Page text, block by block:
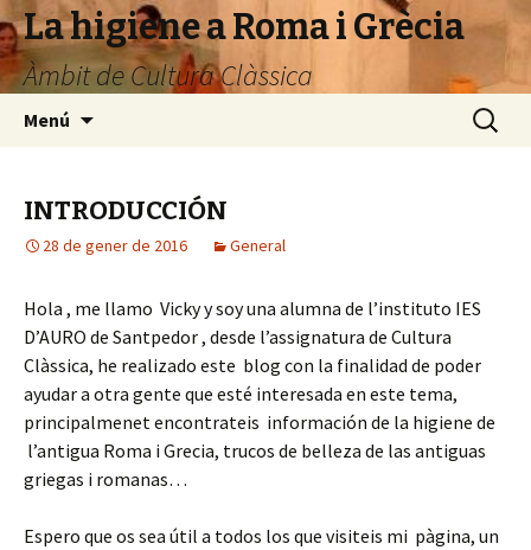
La higiene a Roma i Grècia
Àmbit de Cultura Clàssica
Menú Cerca:
INTRODUCCIÓN
28 de gener de 2016 General
Hola , me llamo Vicky y soy una alumna de l’instituto IES
D’AURO de Santpedor , desde l’assignatura de Cultura
Clàssica, he realizado este blog con la finalidad de poder
ayudar a otra gente que esté interesada en este tema,
principalmenet encontrateis información de la higiene de
l’antigua Roma i Grecia, trucos de belleza de las antiguas
griegas i romanas…
Espero que os sea útil a todos los que visiteis mi pàgina, un